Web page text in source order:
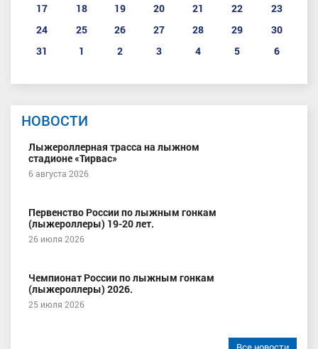
17
18 19 20 21 22
23
24
25 26 27 28 29
30
31
1 2 3 4 5 6
НОВОСТИ
Лыжероллерная трасса на лыжном
стадионе «Тирвас»
6 августа 2026
Первенство России по лыжным гонкам
(лыжероллеры) 19-20 лет.
26 июля 2026
Чемпионат России по лыжным гонкам
(лыжероллеры) 2026.
25 июля 2026